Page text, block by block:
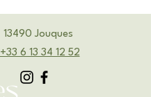
13490 Jouques
‭+33 6 13 34 12 52‬